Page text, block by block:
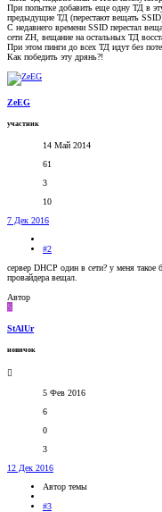
При попытке добавить еще одну ТД в
предыдущие ТД (перестают вещать
С недавнего времени SSID перестал
сети ZH, вещание на остальных ТД
При этом пинги до всех ТД идут без
Как победить эту дрянь?!
ZeEG
участник
14 Май 2014
61
3
10
7 Дек 2016
#2
сервер DHCP один в сети? у меня такое
провайдера вещал.
Автор
S
StAlUr
новичок
5 Фев 2016
6
0
3
12 Дек 2016
Автор темы
#3